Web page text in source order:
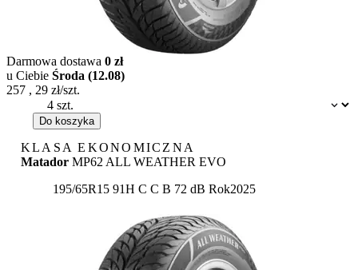
Dostępność:
Darmowa dostawa 0 zł
u Ciebie Środa (12.08)
257 , 29 zł/szt.
Do koszyka
KLASA EKONOMICZNA
Matador MP62 ALL WEATHER EVO
195/65R15 91H Etykieta:
C C B 72 dB Rok2025